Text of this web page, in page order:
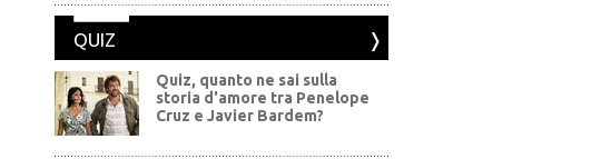
QUIZ
Quiz, quanto ne sai sulla
storia d'amore tra Penelope
Cruz e Javier Bardem?